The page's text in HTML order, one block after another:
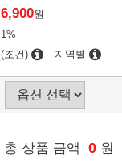
6,900원
1%
(조건) 지역별
총 상품 금액 0 원